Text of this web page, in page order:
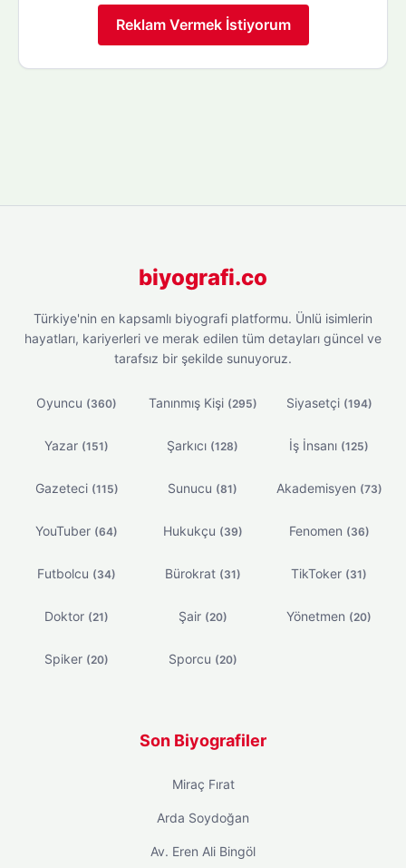
Reklam Vermek İstiyorum
biyografi.co
Türkiye'nin en kapsamlı biyografi platformu. Ünlü isimlerin
hayatları, kariyerleri ve merak edilen tüm detayları güncel ve
tarafsız bir şekilde sunuyoruz.
Oyuncu (360) Tanınmış Kişi (295) Siyasetçi (194)
Yazar (151) Şarkıcı (128) İş İnsanı (125)
Gazeteci (115) Sunucu (81) Akademisyen (73)
YouTuber (64) Hukukçu (39) Fenomen (36)
Futbolcu (34) Bürokrat (31) TikToker (31)
Doktor (21) Şair (20) Yönetmen (20)
Spiker (20) Sporcu (20)
Son Biyografiler
Miraç Fırat
Arda Soydoğan
Av. Eren Ali Bingöl